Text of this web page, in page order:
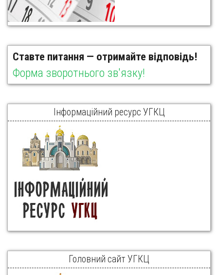
Ставте питання — отримайте відповідь!
Форма зворотнього зв'язку!
Інформаційний ресурс УГКЦ
Головний сайт УГКЦ